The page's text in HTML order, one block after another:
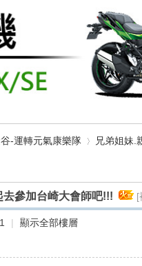
-運轉元氣康樂隊
›
兄弟姐妹.
去參加台崎大會師吧!!! [
| 顯示全部樓層